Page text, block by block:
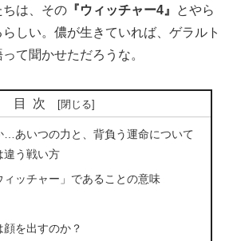
ちは、その 『ウィッチャー4』
とやら
しい。儂が生きていれば、ゲラルト
て聞かせただろうな。
目次
…あいつの力と、背負う運命について
違う戦い方
ィッチャー」であることの意味
を出すのか？